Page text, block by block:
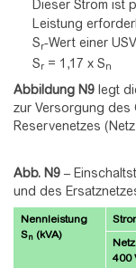
Dieser Strom ist
Leistung
Sr-Wert einer
Sr = 1,17 x Sn
Abbildung N9 legt
zur Versorgung des
Reservenetzes
Abb. N9 –
und des
Nennleistung
Sn (kVA)
400